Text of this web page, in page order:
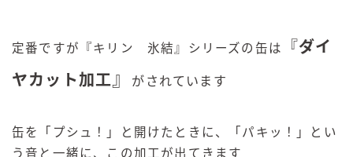
定番ですが『キリン 氷結』シリーズの缶は 『ダイ
ヤカット加工 』 がされています
缶を「プシュ！」と開けたときに、「パキッ！」とい
う音と一緒に、この加工が出てきます